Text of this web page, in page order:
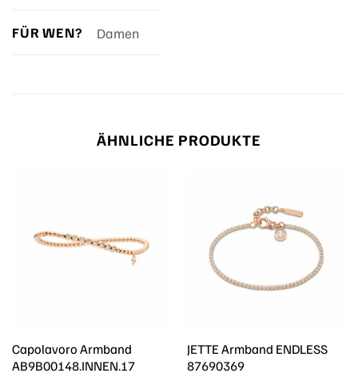
FÜR WEN? Damen
ÄHNLICHE PRODUKTE
Capolavoro Armband
AB9B00148.INNEN.17
JETTE Armband ENDLESS
87690369